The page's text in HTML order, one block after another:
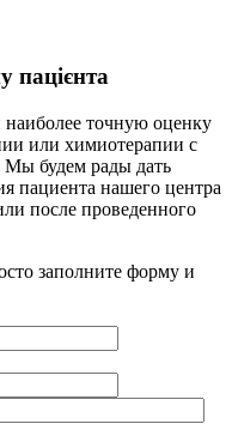
пацієнта
точную оценку
или химиотерапии с
будем рады дать
пациента нашего центра
после проведенного
заполните форму и